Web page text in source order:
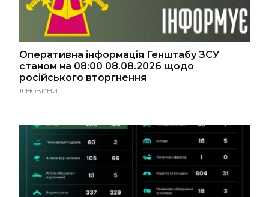
Оперативна інформація Генштабу ЗСУ
станом на 08:00 08.08.2026 щодо
російського вторгнення
# НОВИНИ